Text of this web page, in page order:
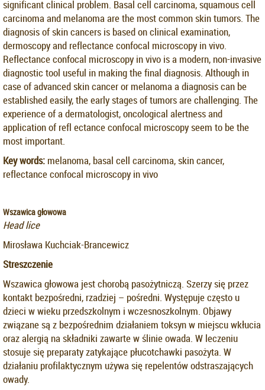
significant clinical problem. Basal cell carcinoma, squamous cell
carcinoma and melanoma are the most common skin tumors. The
diagnosis of skin cancers is based on clinical examination,
dermoscopy and reflectance confocal microscopy in vivo.
Reflectance confocal microscopy in vivo is a modern, non-invasive
diagnostic tool useful in making the final diagnosis. Although in
case of advanced skin cancer or melanoma a diagnosis can be
established easily, the early stages of tumors are challenging. The
experience of a dermatologist, oncological alertness and
application of refl ectance confocal microscopy seem to be the
most important.
Key words: melanoma, basal cell carcinoma, skin cancer,
reflectance confocal microscopy in vivo
Wszawica głowowa
Head lice
Mirosława Kuchciak-Brancewicz
Streszczenie
Wszawica głowowa jest chorobą pasożytniczą. Szerzy się przez
kontakt bezpośredni, rzadziej – pośredni. Występuje często u
dzieci w wieku przedszkolnym i wczesnoszkolnym. Objawy
związane są z bezpośrednim działaniem toksyn w miejscu wkłucia
oraz alergią na składniki zawarte w ślinie owada. W leczeniu
stosuje się preparaty zatykające płucotchawki pasożyta. W
działaniu profilaktycznym używa się repelentów odstraszających
owady.